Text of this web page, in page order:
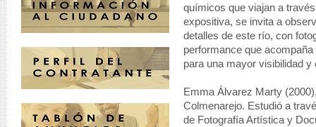
químicos que viajan a
expositiva, se invita a
detalles de este río, con
performance que
para una mayor visibilidad
Emma Álvarez Marty
Colmenarejo. Estudió a
de Fotografía Artística y